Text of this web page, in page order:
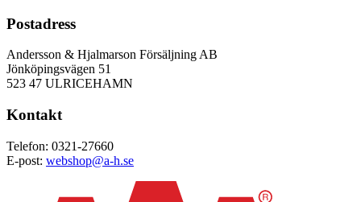
Postadress
Andersson & Hjalmarson Försäljning AB
Jönköpingsvägen 51
523 47 ULRICEHAMN
Kontakt
Telefon: 0321-27660
E-post: webshop@a-h.se